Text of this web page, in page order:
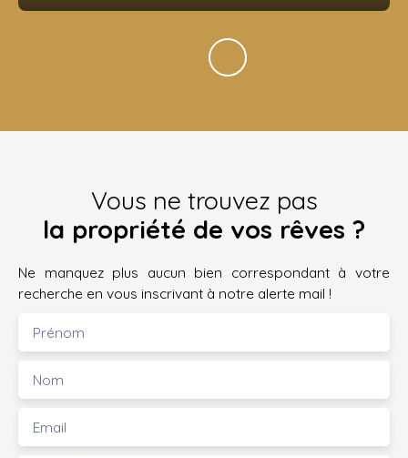
Vous ne trouvez pas
la propriété de vos rêves ?
Ne manquez plus aucun bien correspondant à votre
recherche en vous inscrivant à notre alerte mail !
Prénom
Nom
Email